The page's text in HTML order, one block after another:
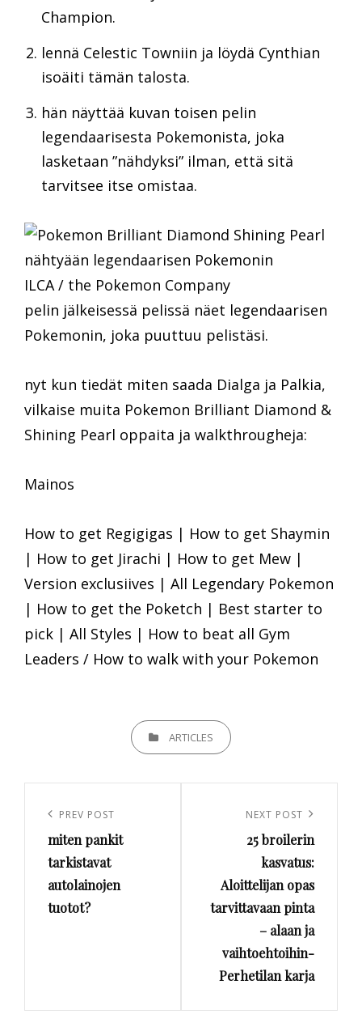
Champion.
lennä Celestic Towniin ja löydä Cynthian
isoäiti tämän talosta.
hän näyttää kuvan toisen pelin
legendaarisesta Pokemonista, joka
lasketaan ”nähdyksi” ilman, että sitä
tarvitsee itse omistaa.
ILCA / the Pokemon Company
pelin jälkeisessä pelissä näet legendaarisen
Pokemonin, joka puuttuu pelistäsi.
nyt kun tiedät miten saada Dialga ja Palkia,
vilkaise muita Pokemon Brilliant Diamond &
Shining Pearl oppaita ja walkthrougheja:
Mainos
How to get Regigigas | How to get Shaymin
| How to get Jirachi | How to get Mew |
Version exclusiives | All Legendary Pokemon
| How to get the Poketch | Best starter to
pick | All Styles | How to beat all Gym
Leaders / How to walk with your Pokemon
CATEGORIESARTICLES
selaus
Previous
Post
PREV POST
miten pankit
tarkistavat
autolainojen
tuotot?
NEXT POST
25 broilerin
kasvatus:
Aloittelijan opas
tarvittavaan pinta
– alaan ja
vaihtoehtoihin-
Perhetilan karja